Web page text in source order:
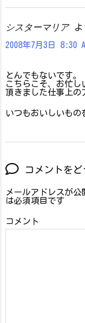
シスターマリア
2008年7月3日 8:30
とんでもないです。
こちらこそ、お忙し
頂きました仕事上の
いつもおいしいもの
コメントをど
メールアドレスが公
は必須項目です
コメント